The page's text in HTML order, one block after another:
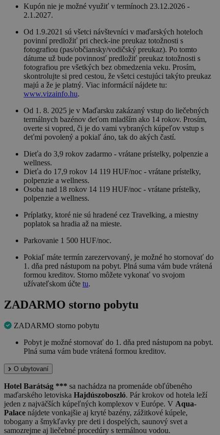
Kupón nie je možné využiť v termínoch 23.12.2026 -
2.1.2027.
Od 1.9.2021 sú všetci návštevníci v maďarských hoteloch
povinní predložiť pri check-ine preukaz totožnosti s
fotografiou (pas/občiansky/vodičský preukaz). Po tomto
dátume už bude povinnosť predložiť preukaz totožnosti s
fotografiou pre všetkých bez obmedzenia veku. Prosím,
skontrolujte si pred cestou, že všetci cestujúci takýto preukaz
majú a že je platný. Viac informácií nájdete tu:
www.vizainfo.hu.
Od 1. 8. 2025 je v Maďarsku zakázaný vstup do liečebných
termálnych bazénov deťom mladším ako 14 rokov. Prosím,
overte si vopred, či je do vami vybraných kúpeľov vstup s
deťmi povolený a pokiaľ áno, tak do akých častí.
Dieťa do 3,9 rokov zadarmo - vrátane prístelky, polpenzie a
wellness.
Dieťa do 17,9 rokov 14 119 HUF/noc - vrátane prístelky,
polpenzie a wellness.
Osoba nad 18 rokov 14 119 HUF/noc - vrátane prístelky,
polpenzie a wellness.
Príplatky, ktoré nie sú hradené cez Travelking, a miestny
poplatok sa hradia až na mieste.
Parkovanie 1 500 HUF/noc.
Pokiaľ máte termín zarezervovaný, je možné ho stornovať do
1. dňa pred nástupom na pobyt. Plná suma vám bude vrátená
formou kreditov. Storno môžete vykonať vo svojom
užívateľskom účte tu.
ZADARMO storno pobytu
ZADARMO storno pobytu
Pobyt je možné stornovať do 1. dňa pred nástupom na pobyt.
Plná suma vám bude vrátená formou kreditov.
O ubytovaní
Hotel Barátság *** sa nachádza na promenáde obľúbeného
maďarského letoviska Hajdúszoboszló. Pár krokov od hotela leží
jeden z najväčších kúpeľných komplexov v Európe. V Aqua-
Palace nájdete vonkajšie aj kryté bazény, zážitkové kúpele,
tobogany a šmykľavky pre deti i dospelých, saunový svet a
samozrejme aj liečebné procedúry s termálnou vodou.